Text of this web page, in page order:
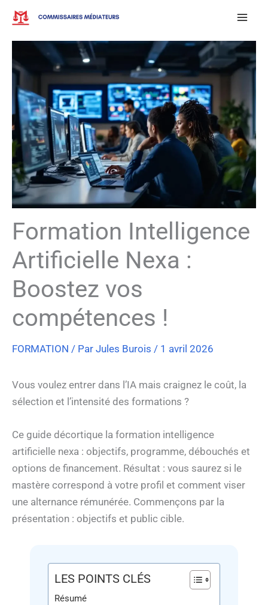
Aller
contenu
Formation Intelligence
Artificielle Nexa :
Boostez vos
compétences !
FORMATION / Par Jules Burois / 1 avril 2026
Vous voulez entrer dans l’IA mais craignez le coût, la
sélection et l’intensité des formations ?
Ce guide décortique la formation intelligence
artificielle nexa : objectifs, programme, débouchés et
options de financement. Résultat : vous saurez si le
mastère correspond à votre profil et comment viser
une alternance rémunérée. Commençons par la
présentation : objectifs et public cible.
LES POINTS CLÉS
Résumé